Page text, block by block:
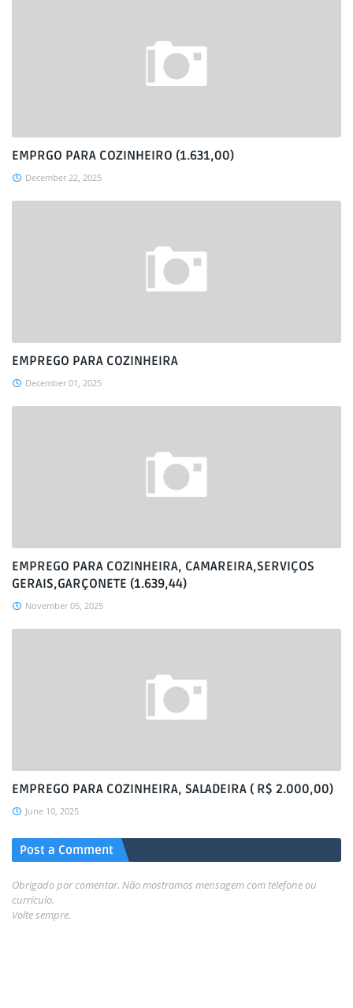
EMPRGO PARA COZINHEIRO (1.631,00)
December 22, 2025
EMPREGO PARA COZINHEIRA
December 01, 2025
EMPREGO PARA COZINHEIRA, CAMAREIRA,SERVIÇOS
GERAIS,GARÇONETE (1.639,44)
November 05, 2025
EMPREGO PARA COZINHEIRA, SALADEIRA ( R$ 2.000,00)
June 10, 2025
Post a Comment
Obrigado por comentar. Não mostramos mensagem com telefone ou
currículo.
Volte sempre.